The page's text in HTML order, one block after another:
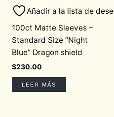
Añadir a la lista de
100ct Matte Sleeves –
Standard Size “Night
Blue” Dragon shield
$230.00
LEER MÁS